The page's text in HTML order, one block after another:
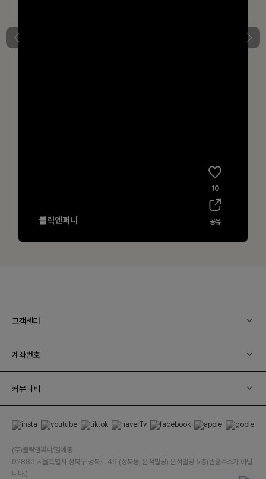
고객센터
계좌번호
커뮤니티
(주)클릭앤퍼니/김예중
02880 서울특별시 성북구 성북로 49 (성북동, 운석빌딩) 운석빌딩 5층(반품주소가 아닙
니다.)